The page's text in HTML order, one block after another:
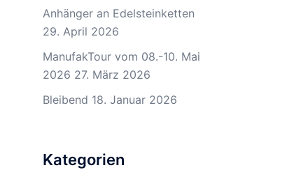
Anhänger an Edelsteinketten
29. April 2026
ManufakTour vom 08.-10. Mai
2026 27. März 2026
Bleibend 18. Januar 2026
Kategorien